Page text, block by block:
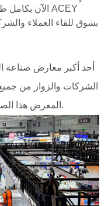
بشوق للقاء العملاء
الشركات والزوار من
المعرض هذا الصباح، سادت أجواء حيوية ونشاط ملحوظ.